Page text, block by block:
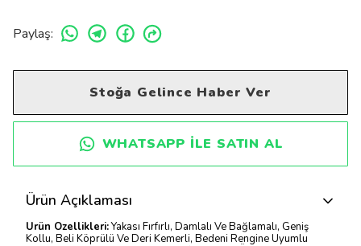
Paylaş:
Stoğa Gelince Haber Ver
WHATSAPP ILE SATIN AL
Ürün Açıklaması
Ürün Özellikleri:Yakası Fırfırlı, Damlalı Ve Bağlamalı, Geniş
Kollu, Beli Köprülü Ve Deri Kemerli, Bedeni Rengine Uyumlu